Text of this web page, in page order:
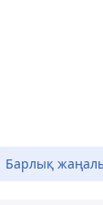
Барлық